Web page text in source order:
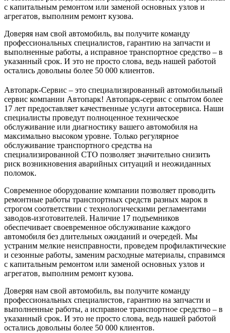
с капитальным ремонтом или заменой основных узлов и
агрегатов, выполним ремонт кузова.
Доверяя нам свой автомобиль, вы получите команду
профессиональных специалистов, гарантию на запчасти и
выполненные работы, а исправное транспортное средство – в
указанный срок. И это не просто слова, ведь нашей работой
остались довольны более 50 000 клиентов.
Автопарк-Сервис – это специализированный автомобильный
сервис компании Автопарк! Автопарк-сервис с опытом более
17 лет предоставляет качественные услуги автосервиса. Наши
специалисты проведут полноценное техническое
обслуживание или диагностику вашего автомобиля на
максимально высоком уровне. Только регулярное
обслуживание транспортного средства на
специализированной СТО позволяет значительно снизить
риск возникновения аварийных ситуаций и неожиданных
поломок.
Современное оборудование компании позволяет проводить
ремонтные работы транспортных средств разных марок в
строгом соответствии с технологическими регламентами
заводов-изготовителей. Наличие 17 подъемников
обеспечивает своевременное обслуживание каждого
автомобиля без длительных ожиданий и очередей. Мы
устраним мелкие неисправности, проведем профилактические
и сезонные работы, заменим расходные материалы, справимся
с капитальным ремонтом или заменой основных узлов и
агрегатов, выполним ремонт кузова.
Доверяя нам свой автомобиль, вы получите команду
профессиональных специалистов, гарантию на запчасти и
выполненные работы, а исправное транспортное средство – в
указанный срок. И это не просто слова, ведь нашей работой
остались довольны более 50 000 клиентов.